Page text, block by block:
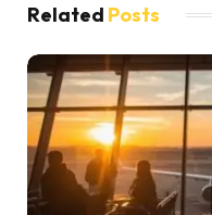
Related Posts